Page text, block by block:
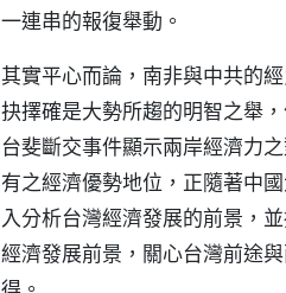
一連串的報復舉動。
其實平心而論，南非與中共的
抉擇確是大勢所趨的明智之舉
台斐斷交事件顯示兩岸經濟力
有之經濟優勢地位，正隨著中
入分析台灣經濟發展的前景，
經濟發展前景，關心台灣前途